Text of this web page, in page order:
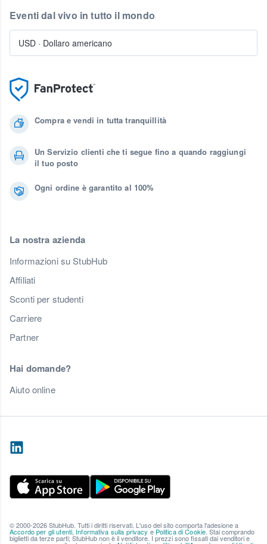
Compra e vendi in tutta tranquillità
Un Servizio clienti che ti segue fino a quando raggiungi
il tuo posto
Ogni ordine è garantito al 100%
La nostra azienda
Informazioni su StubHub
Affiliati
Sconti per studenti
Carriere
Partner
Hai domande?
Aiuto online
Eventi dal vivo in tutto il mondo
USD · Dollaro americano
© 2000-2026 StubHub. Tutti i diritti riservati. L'uso del sito comporta l'adesione a
Accordo per gli utenti, Informativa sulla privacy e Politica di Cookie. Stai comprando
biglietti da terze parti; StubHub non è il venditore. I prezzi sono fissati dai venditori e